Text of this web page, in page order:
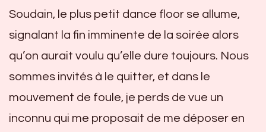
Soudain, le plus petit dance floor se allume,
signalant la fin imminente de la soirée alors
qu’on aurait voulu qu’elle dure toujours. Nous
sommes invités à le quitter, et dans le
mouvement de foule, je perds de vue un
inconnu qui me proposait de me déposer en